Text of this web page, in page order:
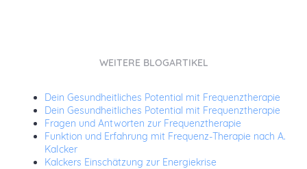
WEITERE BLOGARTIKEL
Dein Gesundheitliches Potential mit Frequenztherapie
Dein Gesundheitliches Potential mit Frequenztherapie
Fragen und Antworten zur Frequenztherapie
Funktion und Erfahrung mit Frequenz-Therapie nach A.
KaIcker
Kalckers Einschätzung zur Energiekrise